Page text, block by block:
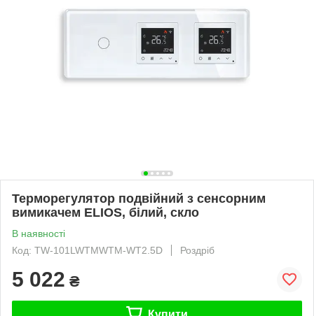
Терморегулятор подвійний з сенсорним
вимикачем ELIOS, білий, скло
В наявності
Код: TW-101LWTMWTM-WT2.5D
Роздріб
5 022 ₴